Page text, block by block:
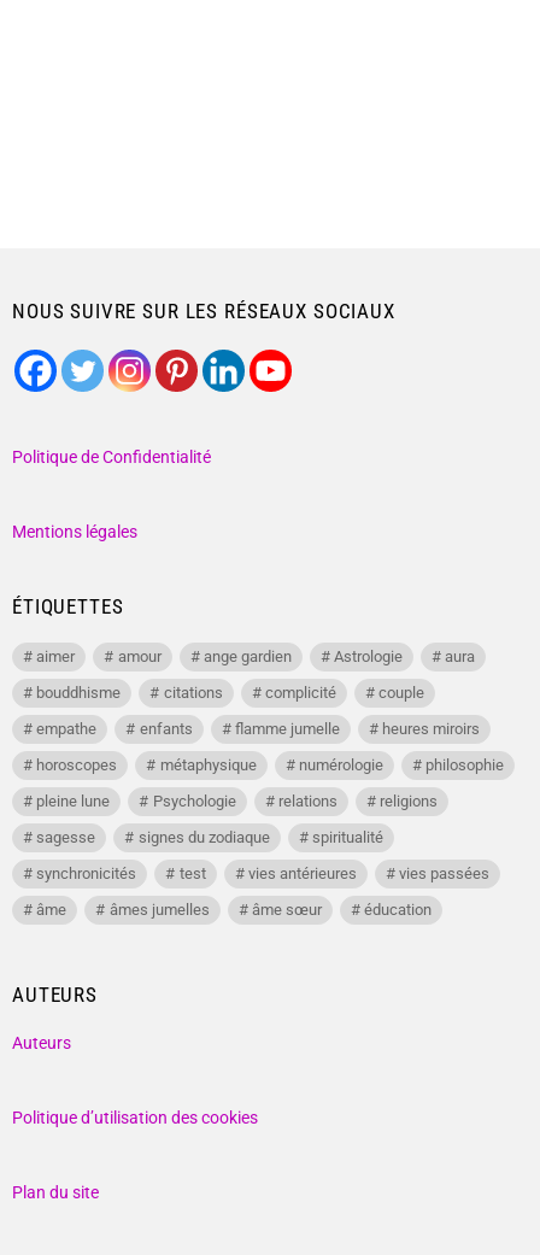
NOUS SUIVRE SUR LES RÉSEAUX SOCIAUX
Politique de Confidentialité
Mentions légales
ÉTIQUETTES
aimer amour ange gardien Astrologie
aura
bouddhisme
citations complicité
couple
empathe
enfants flamme jumelle
heures miroirs
horoscopes
métaphysique numérologie
philosophie
pleine lune
Psychologie relations
religions
sagesse
signes du zodiaque
spiritualité
synchronicités
test vies antérieures
vies passées
âme
âmes jumelles âme sœur éducation
AUTEURS
Auteurs
Politique d’utilisation des cookies
Plan du site